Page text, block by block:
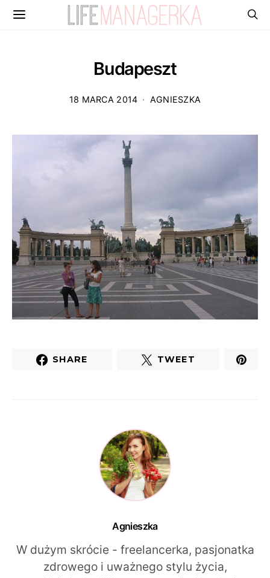
Budapeszt
18 MARCA 2014 AGNIESZKA
SHARE TWEET
Agnieszka
W dużym skrócie - freelancerka, pasjonatka
zdrowego i uważnego stylu życia,